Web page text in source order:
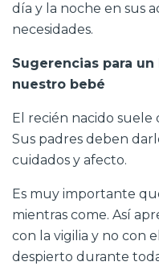
día y la noche en sus
necesidades.
Sugerencias para
nuestro bebé
El recién nacido suele
Sus padres deben
cuidados y afecto.
Es muy importante
mientras come. Así
con la vigilia y no con
despierto durante